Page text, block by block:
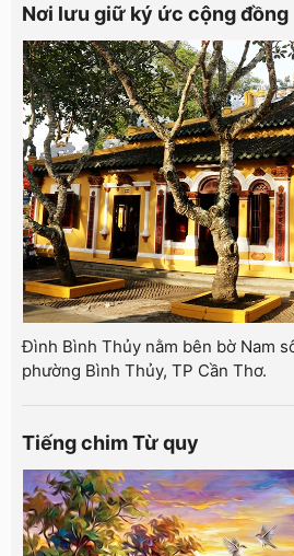
Nơi lưu giữ ký ức cộng đồng
Đình Bình Thủy nằm bên bờ Nam
phường Bình Thủy, TP Cần Thơ.
Tiếng chim Từ quy